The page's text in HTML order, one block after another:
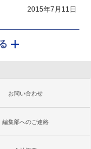
2015年7月11日
お問い合わせ
編集部へのご連絡